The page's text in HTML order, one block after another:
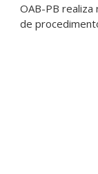
OAB-PB
de